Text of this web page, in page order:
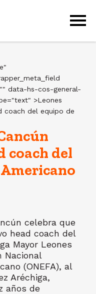
coach del
celebra que
head coach del
Mayor Leones
Nacional
(ONEFA), al
Aréchiga,
años de